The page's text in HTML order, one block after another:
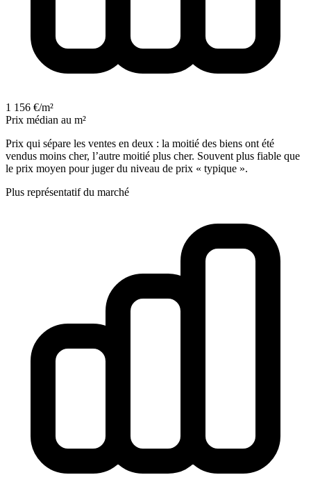
1 156 €/m²
Prix médian au m²
Prix qui sépare les ventes en deux : la moitié des biens ont été
vendus moins cher, l’autre moitié plus cher. Souvent plus fiable que
le prix moyen pour juger du niveau de prix « typique ».
Plus représentatif du marché